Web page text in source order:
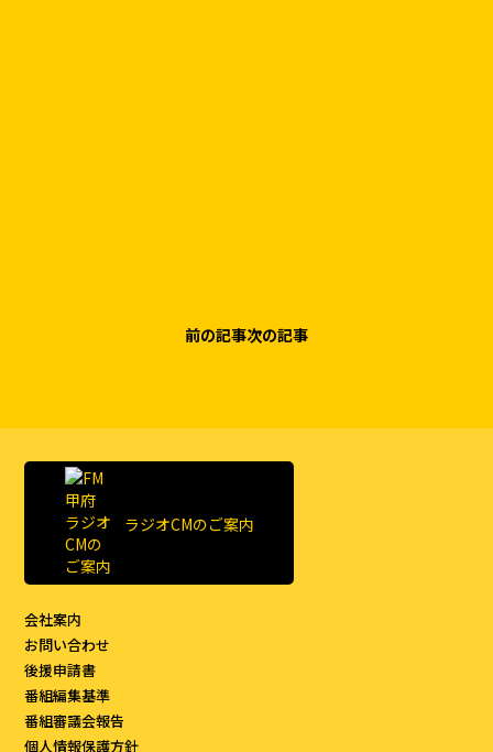
前の記事次の記事
ラジオCMのご案内
会社案内
お問い合わせ
後援申請書
番組編集基準
番組審議会報告
個人情報保護方針